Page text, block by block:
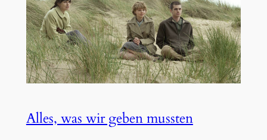
Alles, was wir geben mussten